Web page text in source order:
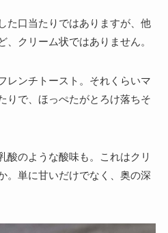
た口当たりではありますが、他
、クリーム状ではありません。
レンチトースト。それくらいマ
りで、ほっぺたがとろけ落ちそ
酸のような酸味も。これはクリ
。単に甘いだけでなく、奥の深